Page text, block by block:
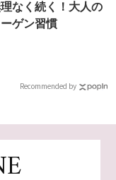
なく続く！大人の
ゲン習慣
Recommended by